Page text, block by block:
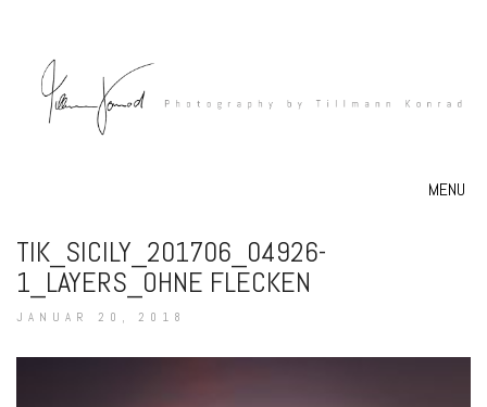
MENU
TIK_SICILY_201706_04926-
1_LAYERS_OHNE FLECKEN
JANUAR 20, 2018